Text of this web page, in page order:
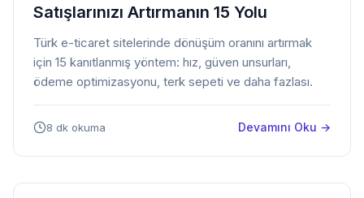
Satışlarınızı Artırmanın 15 Yolu
Türk e-ticaret sitelerinde dönüşüm oranını artırmak
için 15 kanıtlanmış yöntem: hız, güven unsurları,
ödeme optimizasyonu, terk sepeti ve daha fazlası.
8 dk okuma Devamını Oku →